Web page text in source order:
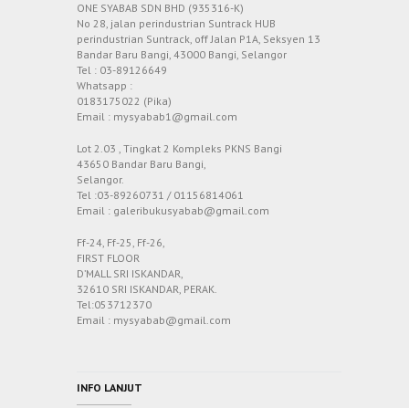
ONE SYABAB SDN BHD (935316-K)
No 28, jalan perindustrian Suntrack HUB
perindustrian Suntrack, off Jalan P1A, Seksyen 13
Bandar Baru Bangi, 43000 Bangi, Selangor
Tel : 03-89126649
Whatsapp :
0183175022 (Pika)
Email : mysyabab1@gmail.com
Lot 2.03 , Tingkat 2 Kompleks PKNS Bangi
43650 Bandar Baru Bangi,
Selangor.
Tel :03-89260731 / 01156814061
Email : galeribukusyabab@gmail.com
Ff-24, Ff-25, Ff-26,
FIRST FLOOR
D’MALL SRI ISKANDAR,
32610 SRI ISKANDAR, PERAK.
Tel:053712370
Email : mysyabab@gmail.com
INFO LANJUT